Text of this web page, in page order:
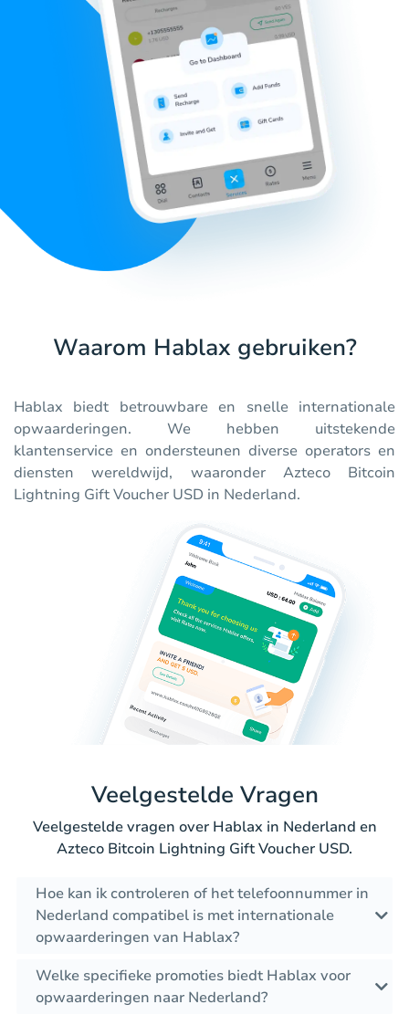
Waarom Hablax gebruiken?
Hablax biedt betrouwbare en snelle internationale
opwaarderingen. We hebben uitstekende
klantenservice en ondersteunen diverse operators en
diensten wereldwijd, waaronder Azteco Bitcoin
Lightning Gift Voucher USD in Nederland.
Veelgestelde Vragen
Veelgestelde vragen over Hablax in Nederland en
Azteco Bitcoin Lightning Gift Voucher USD.
Hoe kan ik controleren of het telefoonnummer in
Nederland compatibel is met internationale
opwaarderingen van Hablax?
Welke specifieke promoties biedt Hablax voor
opwaarderingen naar Nederland?